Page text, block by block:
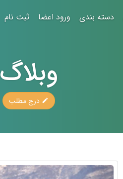
دسته بندی ورود اعضا ثبت نام
وبلاگ
درج مطلب